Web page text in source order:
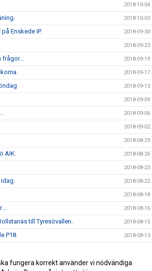
2018-10-04
2018-10-03
Enskede IP. 2018-09-30
2018-09-23
frågor... 2018-09-19
2018-09-17
2018-09-13
2018-09-09
2018-09-06
2018-09-02
2018-08-29
AIK. 2018-08-26
2018-08-23
idag. 2018-08-22
2018-08-18
2018-08-16
till Tyresövallen. 2018-08-15
P18. 2018-08-13
2018-02-03
fungera korrekt använder vi nödvändiga